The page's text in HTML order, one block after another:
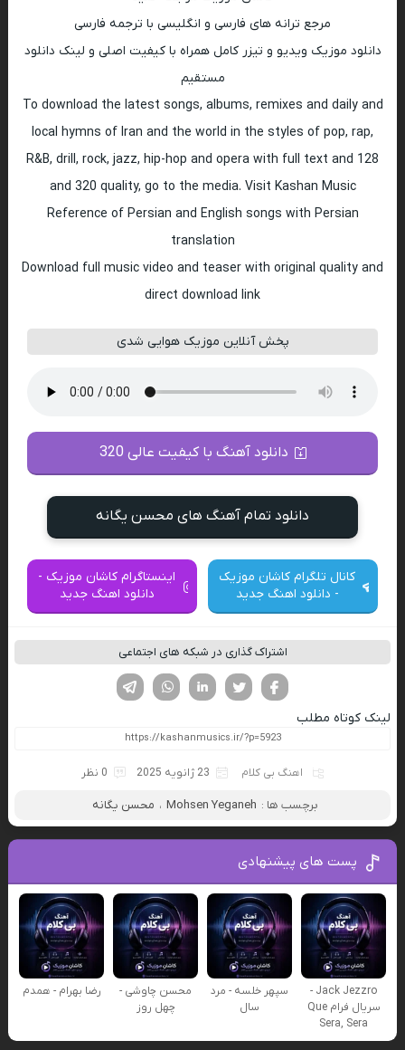
مرجع ترانه های فارسی و انگلیسی با ترجمه فارسی
دانلود موزیک ویدیو و تیزر کامل همراه با کیفیت اصلی و لینک دانلود
مستقیم
To download the latest songs, albums, remixes and daily and
local hymns of Iran and the world in the styles of pop, rap,
R&B, drill, rock, jazz, hip-hop and opera with full text and 128
and 320 quality, go to the media. Visit Kashan Music
Reference of Persian and English songs with Persian
translation
Download full music video and teaser with original quality and
direct download link
پخش آنلاین موزیک هوایی شدی
دانلود آهنگ با کیفیت عالی 320
دانلود تمام آهنگ های محسن یگانه
کانال تلگرام کاشان موزیک
- دانلود اهنگ جدید
اینستاگرام کاشان موزیک -
دانلود اهنگ جدید
اشتراک گذاری در شبکه های اجتماعی
لینکدین تویتر
فیسوک
لینک کوتاه مطلب
اهنگ بی کلام 23 ژانویه 2025 0 نظر
برچسب ها : Mohsen Yeganeh ، محسن یگانه
پست های پیشنهادی
Jack Jezzro -
سریال فرام Que
Sera, Sera
سپهر خلسه - مرد
سال
محسن چاوشی -
چهل روز
رضا بهرام - همدم